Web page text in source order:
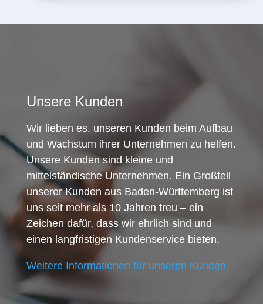
Unsere Kunden
Wir lieben es, unseren Kunden beim Aufbau
und Wachstum ihrer Unternehmen zu helfen.
Unsere Kunden sind kleine und
mittelständische Unternehmen. Ein Großteil
unserer Kunden aus Baden-Württemberg ist
uns seit mehr als 10 Jahren treu – ein
Zeichen dafür, dass wir ehrlich sind und
einen langfristigen Kundenservice bieten.
Weitere Informationen für unseren Kunden